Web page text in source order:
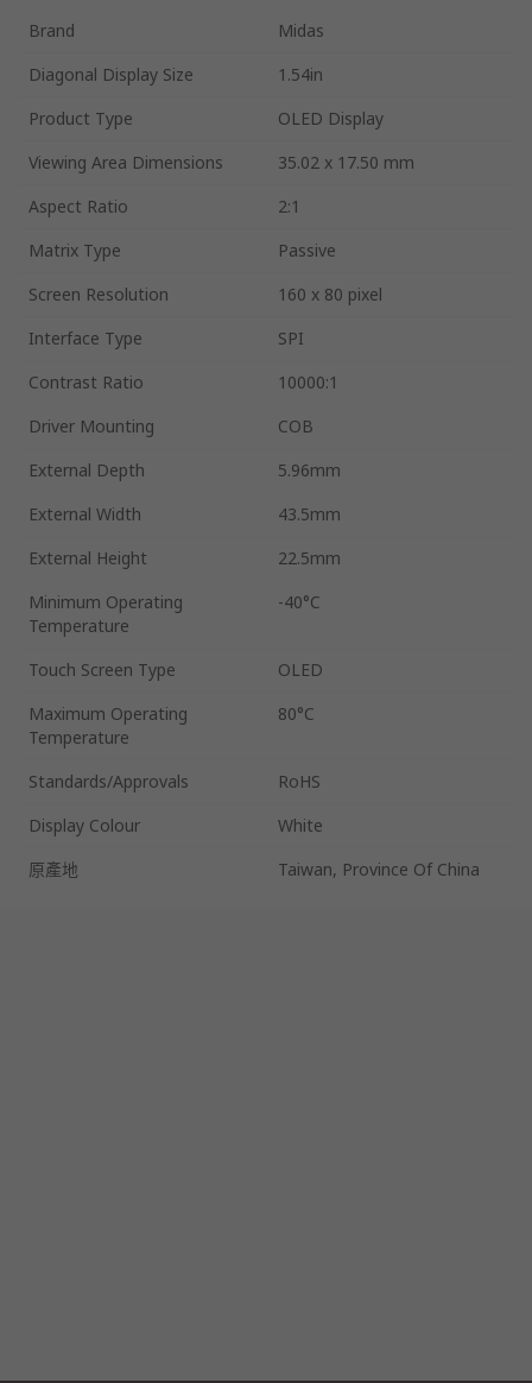
Brand
Midas
Diagonal Display Size
1.54in
Product Type
OLED Display
Viewing Area Dimensions
35.02 x 17.50 mm
Aspect Ratio
2:1
Matrix Type
Passive
Screen Resolution
160 x 80 pixel
Interface Type
SPI
Contrast Ratio
10000:1
Driver Mounting
COB
External Depth
5.96mm
External Width
43.5mm
External Height
22.5mm
Minimum Operating
Temperature
-40°C
Touch Screen Type
OLED
Maximum Operating
Temperature
80°C
Standards/Approvals
RoHS
Display Colour
White
原產地
Taiwan, Province Of China